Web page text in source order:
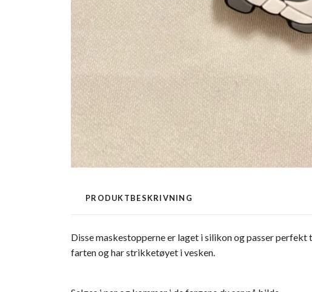
PRODUKTBESKRIVNING
Disse maskestopperne er laget i silikon og passer
farten og har strikketøyet i vesken.